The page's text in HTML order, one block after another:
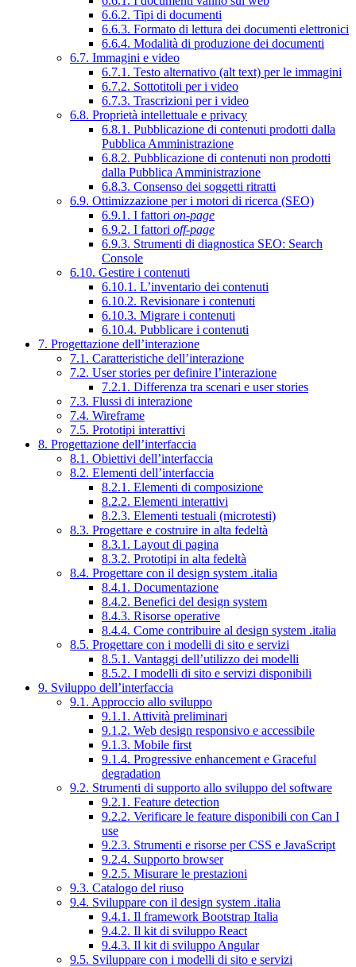
6.6.2. Tipi di documenti
6.6.3. Formato di lettura dei documenti elettronici
6.6.4. Modalità di produzione dei documenti
6.7. Immagini e video
6.7.1. Testo alternativo (alt text) per le immagini
6.7.2. Sottotitoli per i video
6.7.3. Trascrizioni per i video
6.8. Proprietà intellettuale e privacy
6.8.1. Pubblicazione di contenuti prodotti dalla
Pubblica Amministrazione
6.8.2. Pubblicazione di contenuti non prodotti
dalla Pubblica Amministrazione
6.8.3. Consenso dei soggetti ritratti
6.9. Ottimizzazione per i motori di ricerca (SEO)
6.9.1. I fattori on-page
6.9.2. I fattori off-page
6.9.3. Strumenti di diagnostica SEO: Search
Console
6.10. Gestire i contenuti
6.10.1. L’inventario dei contenuti
6.10.2. Revisionare i contenuti
6.10.3. Migrare i contenuti
6.10.4. Pubblicare i contenuti
7. Progettazione dell’interazione
7.1. Caratteristiche dell’interazione
7.2. User stories per definire l’interazione
7.2.1. Differenza tra scenari e user stories
7.3. Flussi di interazione
7.4. Wireframe
7.5. Prototipi interattivi
8. Progettazione dell’interfaccia
8.1. Obiettivi dell’interfaccia
8.2. Elementi dell’interfaccia
8.2.1. Elementi di composizione
8.2.2. Elementi interattivi
8.2.3. Elementi testuali (microtesti)
8.3. Progettare e costruire in alta fedeltà
8.3.1. Layout di pagina
8.3.2. Prototipi in alta fedeltà
8.4. Progettare con il design system .italia
8.4.1. Documentazione
8.4.2. Benefici del design system
8.4.3. Risorse operative
8.4.4. Come contribuire al design system .italia
8.5. Progettare con i modelli di sito e servizi
8.5.1. Vantaggi dell’utilizzo dei modelli
8.5.2. I modelli di sito e servizi disponibili
9. Sviluppo dell’interfaccia
9.1. Approccio allo sviluppo
9.1.1. Attività preliminari
9.1.2. Web design responsivo e accessibile
9.1.3. Mobile first
9.1.4. Progressive enhancement e Graceful
degradation
9.2. Strumenti di supporto allo sviluppo del software
9.2.1. Feature detection
9.2.2. Verificare le feature disponibili con Can I
use
9.2.3. Strumenti e risorse per CSS e JavaScript
9.2.4. Supporto browser
9.2.5. Misurare le prestazioni
9.3. Catalogo del riuso
9.4. Sviluppare con il design system .italia
9.4.1. Il framework Bootstrap Italia
9.4.2. Il kit di sviluppo React
9.4.3. Il kit di sviluppo Angular
9.5. Sviluppare con i modelli di sito e servizi